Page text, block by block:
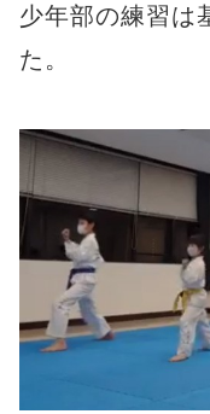
少年部の練習は
た。